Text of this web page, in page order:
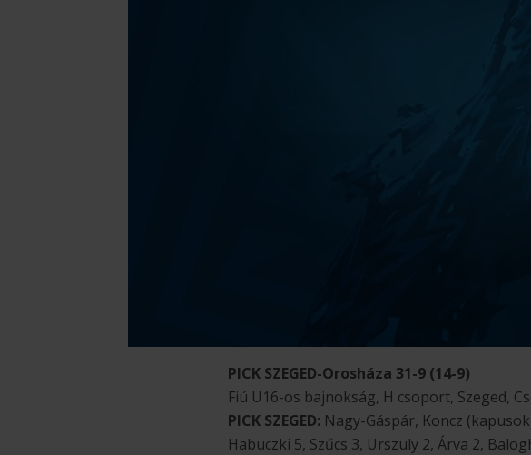
PICK SZEGED-Orosháza 31-9 (14-9)
Fiú U16-os bajnokság, H csoport, Szeged,
PICK SZEGED: Nagy-Gáspár, Koncz
Habuczki 5, Szűcs 3, Urszuly 2, Árva 2,